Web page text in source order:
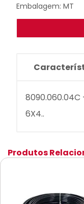
Embalagem: MT
8090.060.04C
6X4..
Produtos